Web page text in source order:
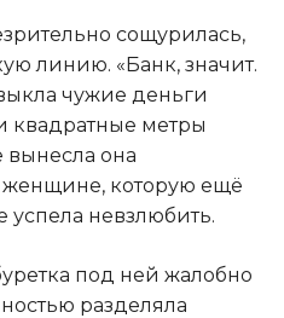
сощурилась,
линию. «Банк, значит.
чужие деньги
квадратные метры
вынесла она
которую ещё
успела невзлюбить.
под ней жалобно
разделяла